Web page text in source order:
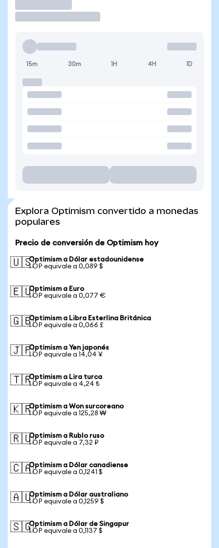
15m 30m 1H 4H 1D
Explora Optimism convertido a monedas
populares
Precio de conversión de Optimism hoy
🇺🇸Optimism a Dólar estadounidense
1 OP equivale a 0,089 $
🇪🇺Optimism a Euro
1 OP equivale a 0,077 €
🇬🇧Optimism a Libra Esterlina Británica
1 OP equivale a 0,066 £
🇯🇵Optimism a Yen japonés
1 OP equivale a 14,04 ¥
🇹🇷Optimism a Lira turca
1 OP equivale a 4,24 ₺
🇰🇷Optimism a Won surcoreano
1 OP equivale a 125,28 ₩
🇷🇺Optimism a Rublo ruso
1 OP equivale a 7,32 ₽
🇨🇦Optimism a Dólar canadiense
1 OP equivale a 0,1241 $
🇦🇺Optimism a Dólar australiano
1 OP equivale a 0,1259 $
🇸🇬Optimism a Dólar de Singapur
1 OP equivale a 0,1137 $